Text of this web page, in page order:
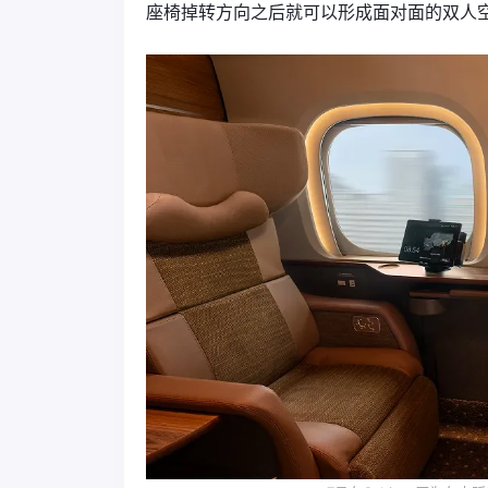
座椅掉转方向之后就可以形成面对面的双人